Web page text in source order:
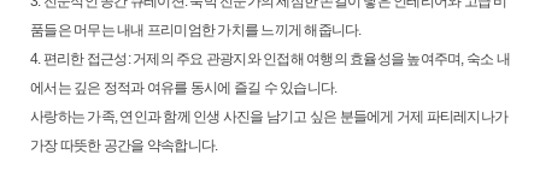
품들은 머무는 내내 프리미엄한 가치를 느끼게 해줍니다.
4. 편리한 접근성: 거제의 주요 관광지와 인접해 여행의 효율성을 높여주며, 숙소 내
에서는 깊은 정적과 여유를 동시에 즐길 수 있습니다.
사랑하는 가족, 연인과 함께 인생 사진을 남기고 싶은 분들에게 거제 파티레지나가
가장 따뜻한 공간을 약속합니다.